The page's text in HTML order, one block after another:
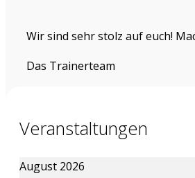
Wir sind sehr stolz auf euch!
Das Trainerteam
Veranstaltungen
August 2026